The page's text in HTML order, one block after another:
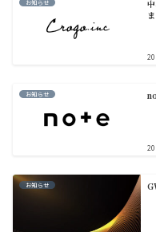
お知らせ
お知らせ
お知らせ